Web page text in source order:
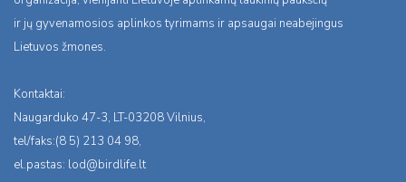
ir jų gyvenamosios aplinkos tyrimams ir apsaugai neabejingus
Lietuvos žmones.
Kontaktai:
Naugarduko 47-3, LT-03208 Vilnius,
tel/faks:(8 5) 213 04 98,
el.pastas: lod@birdlife.lt